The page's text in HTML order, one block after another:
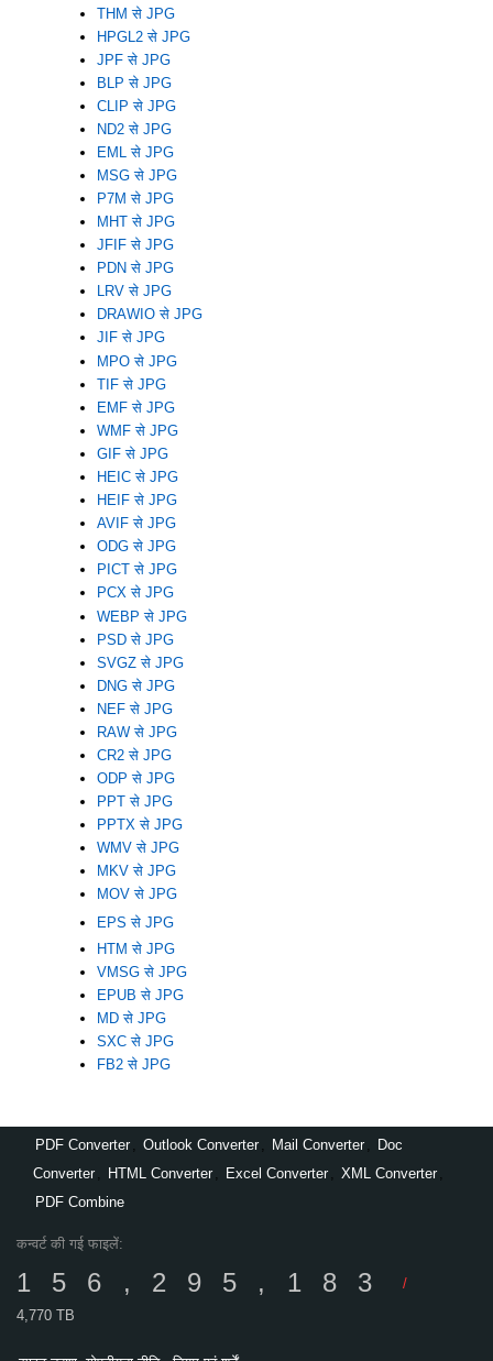
THM से JPG
HPGL2 से JPG
JPF से JPG
BLP से JPG
CLIP से JPG
ND2 से JPG
EML से JPG
MSG से JPG
P7M से JPG
MHT से JPG
JFIF से JPG
PDN से JPG
LRV से JPG
DRAWIO से JPG
JIF से JPG
MPO से JPG
TIF से JPG
EMF से JPG
WMF से JPG
GIF से JPG
HEIC से JPG
HEIF से JPG
AVIF से JPG
ODG से JPG
PICT से JPG
PCX से JPG
WEBP से JPG
PSD से JPG
SVGZ से JPG
DNG से JPG
NEF से JPG
RAW से JPG
CR2 से JPG
ODP से JPG
PPT से JPG
PPTX से JPG
WMV से JPG
MKV से JPG
MOV से JPG
EPS से JPG
HTM से JPG
VMSG से JPG
EPUB से JPG
MD से JPG
SXC से JPG
FB2 से JPG
PDF Converter Outlook Converter Mail Converter
Doc
Converter
HTML Converter Excel Converter XML Converter
PDF Combine
कन्वर्ट की गई फाइलें:
156,295,183
/
4,770 TB